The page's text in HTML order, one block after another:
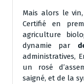
Mais alors le
Certifié en
agriculture
dynamie par
administratives,
un rosé
saigné, et de la